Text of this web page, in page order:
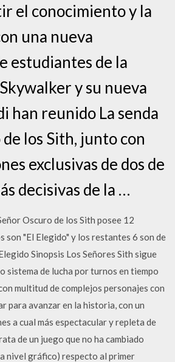
el conocimiento y la
una nueva
estudiantes de la
y su nueva
han reunido La senda
los Sith, junto con
exclusivas de dos de
decisivas de la …
Oscuro de los Sith posee 12
son "El Elegido" y los restantes 6 son de
Sinopsis Los Señores Sith sigue
sistema de lucha por turnos en tiempo
multitud de complejos personajes con
para avanzar en la historia, con un
a cual más espectacular y repleta de
de un juego que no ha cambiado
nivel gráfico) respecto al primer